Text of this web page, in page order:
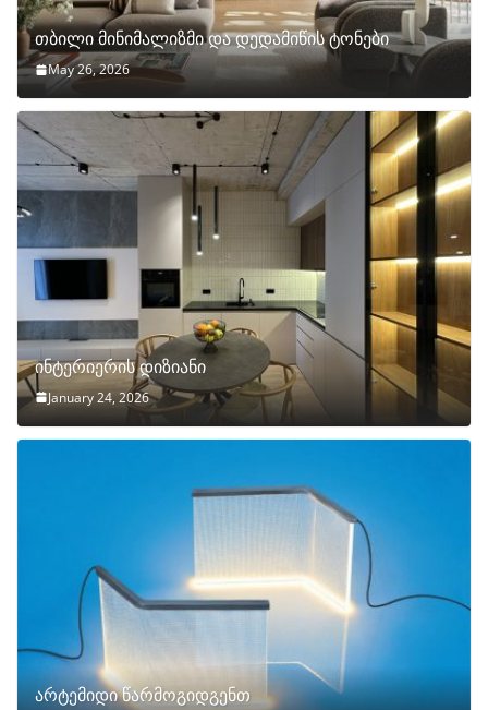
თბილი მინიმალიზმი და დედამიწის ტონები
May 26, 2026
ინტერიერის დიზიანი
January 24, 2026
არტემიდი წარმოგიდგენთ